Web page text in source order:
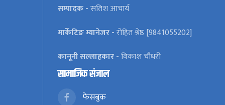
सम्पादक -सतिश आचार्य
मार्केटिङ म्यानेजर -रोहित श्रेष्ठ [9841055202]
कानूनी सल्लाहकार -विकाश चौधरी
सामाजिक संजाल
फेसबुक